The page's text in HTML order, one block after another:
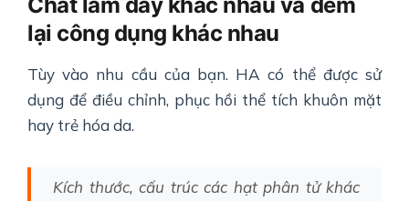
lại công dụng khác nhau
Tùy vào nhu cầu của bạn. HA có thể được sử
dụng để điều chỉnh, phục hồi thể tích khuôn mặt
hay trẻ hóa da.
Kích thước, cấu trúc các hạt phân tử khác